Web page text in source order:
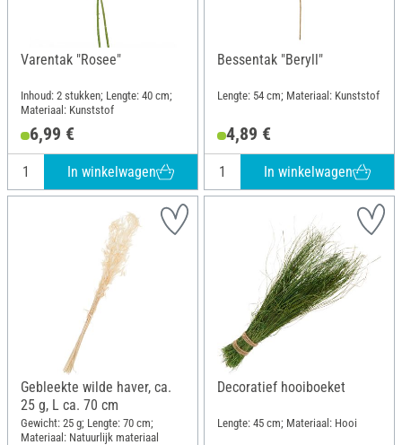
Varentak "Rosee"
Inhoud: 2 stukken; Lengte: 40 cm;
Materiaal: Kunststof
6,99 €
In winkelwagen
Bessentak "Beryll"
Lengte: 54 cm; Materiaal: Kunststof
4,89 €
In winkelwagen
Gebleekte wilde haver, ca.
25 g, L ca. 70 cm
Gewicht: 25 g; Lengte: 70 cm;
Materiaal: Natuurlijk materiaal
Decoratief hooiboeket
Lengte: 45 cm; Materiaal: Hooi